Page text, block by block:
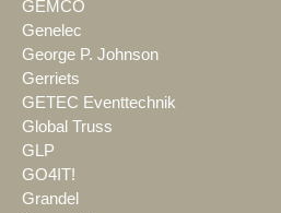
GEMCO
Genelec
George P. Johnson
Gerriets
GETEC Eventtechnik
Global Truss
GLP
GO4IT!
Grandel